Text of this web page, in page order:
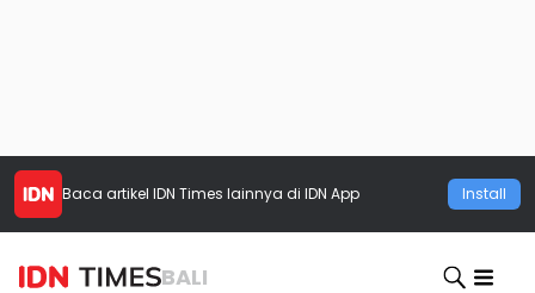
Baca artikel IDN Times lainnya di IDN App Install
BALI